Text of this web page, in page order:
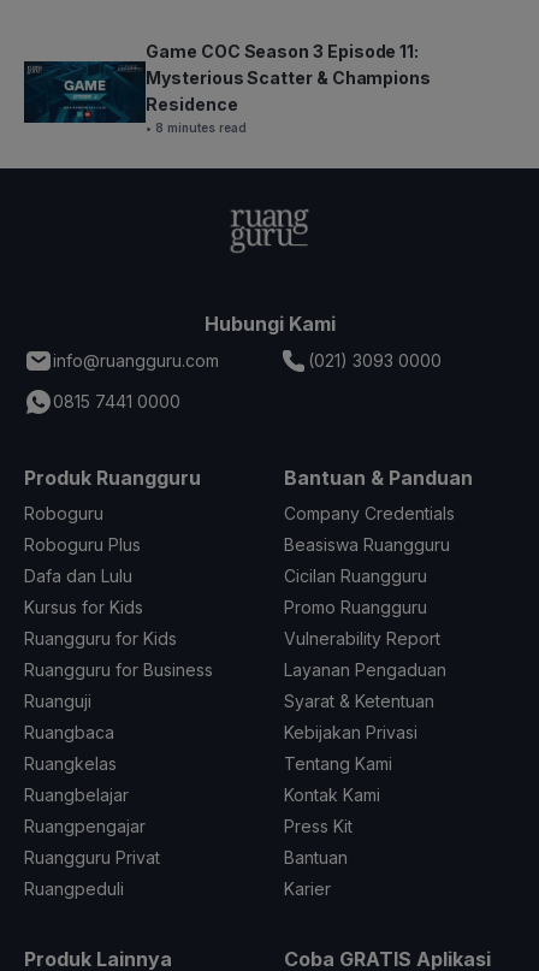
Game COC Season 3 Episode 11:
Mysterious Scatter & Champions
Residence
• 8 minutes read
Hubungi Kami
info@ruangguru.com
(021) 3093 0000
0815 7441 0000
Produk Ruangguru
Roboguru
Roboguru Plus
Dafa dan Lulu
Kursus for Kids
Ruangguru for Kids
Ruangguru for Business
Ruanguji
Ruangbaca
Ruangkelas
Ruangbelajar
Ruangpengajar
Ruangguru Privat
Ruangpeduli
Bantuan & Panduan
Company Credentials
Beasiswa Ruangguru
Cicilan Ruangguru
Promo Ruangguru
Vulnerability Report
Layanan Pengaduan
Syarat & Ketentuan
Kebijakan Privasi
Tentang Kami
Kontak Kami
Press Kit
Bantuan
Karier
Produk Lainnya Coba GRATIS Aplikasi